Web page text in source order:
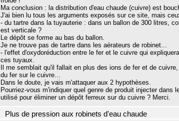
Ma conclusion : la distribution d'eau chaude (cuivre) est
J'ai bien lu tous les arguments exposés sur ce site, mais
- du tartre dans la tuyauterie : dans un ballon de 300 litres,
est verticale ?
Le dépôt se forme au bas du ballon.
Je ne trouve pas de tartre dans les aérateurs de robinet...
- l'effet d'oxydoréduction entre le fer et le cuivre qui
ces tuyaux.
Il me semblait qu'il fallait en plus des ions de fer et de
du fer sur le cuivre...
Dans le doute, je vais m'attaquer aux 2 hypothèses.
Pourriez-vous m'indiquer quel genre de produit injecter dans
utilisé pour éliminer un dépôt ferreux sur du cuivre ? Merci.
Plus de pression aux robinets d'eau chaude